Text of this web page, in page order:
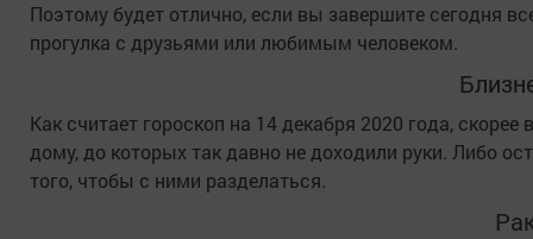
Поэтому будет отлично, если вы завершите сегодня
прогулка с друзьями или любимым человеком.
Как считает гороскоп на 14 декабря 2020 года,
дому, до которых так давно не доходили руки. Либо
того, чтобы с ними разделаться.